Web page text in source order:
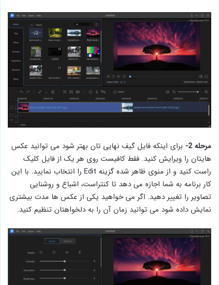
مرحله 2-
برای اینکه فایل گیف نهایی تان بهتر شود می توانید عکس
هایتان را ویرایش کنید. فقط کافیست روی هر یک از فایل کلیک
راست کنید و از منوی ظاهر شده گزینه Edit را انتخاب نمایید. با این
کار برنامه به شما اجازه می دهد تا کنتراست، اشباع و روشنایی
تصاویر را تغییر دهید. اگر می خواهید یکی از عکس ها مدت بیشتری
نمایش داده شود می توانید زمان آن را به دلخواهتان تنظیم کنید.